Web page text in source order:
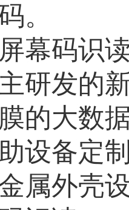
。
幕码识
研发的
的大数
设备定
属外壳